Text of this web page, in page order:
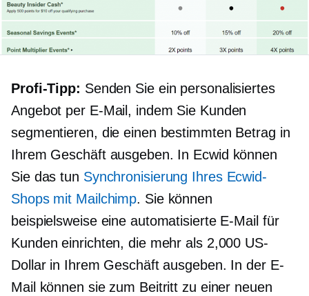
Profi-Tipp: Senden Sie ein personalisiertes
Angebot per E-Mail, indem Sie Kunden
segmentieren, die einen bestimmten Betrag in
Ihrem Geschäft ausgeben. In Ecwid können
Sie das tun Synchronisierung Ihres Ecwid-
Shops mit Mailchimp. Sie können
beispielsweise eine automatisierte E-Mail für
Kunden einrichten, die mehr als 2,000 US-
Dollar in Ihrem Geschäft ausgeben. In der E-
Mail können sie zum Beitritt zu einer neuen